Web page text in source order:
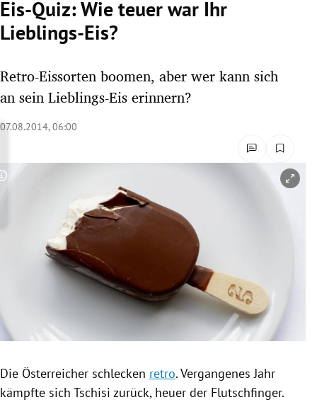
Untermenü
Untermenü
Untermenü
Untermenü
Untermenü
Eis-Quiz: Wie teuer war Ihr
Lieblings-Eis?
Retro-Eissorten boomen, aber wer kann sich
an sein Lieblings-Eis erinnern?
07.08.2014, 06:00
Copyright-Hinweis öffnen/schließen
Die Österreicher schlecken retro. Vergangenes Jahr
kämpfte sich Tschisi zurück, heuer der Flutschfinger.